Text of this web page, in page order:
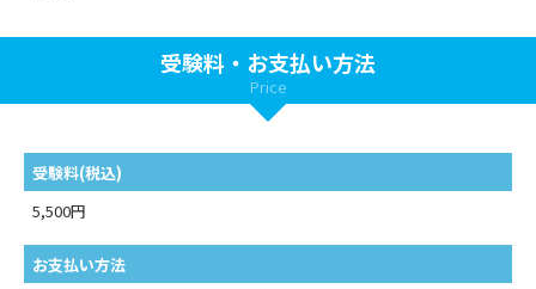
受験料・お支払い方法
Price
受験料(税込)
5,500円
お支払い方法